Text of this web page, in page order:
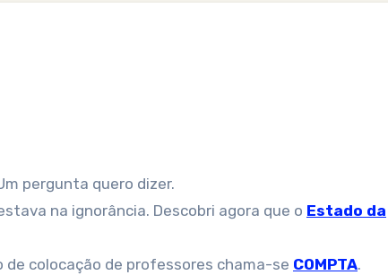
pergunta quero dizer.
na ignorância. Descobri agora que o Estado da
de colocação de professores chama-se COMPTA.